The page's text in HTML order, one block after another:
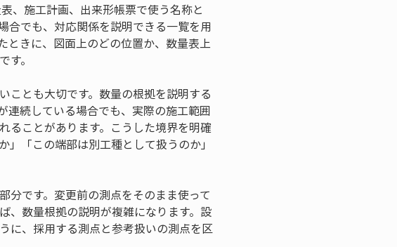
、施工計画、出来形帳票で使う名称と
合でも、対応関係を説明できる一覧を用
ときに、図面上のどの位置か、数量表上
。
ことも大切です。数量の根拠を説明する
連続している場合でも、実際の施工範囲
ることがあります。こうした境界を明確
「この端部は別工種として扱うのか」
分です。変更前の測点をそのまま使って
、数量根拠の説明が複雑になります。設
に、採用する測点と参考扱いの測点を区